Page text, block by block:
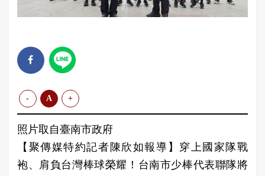
- A +
照片取自臺南市政府
【聚傳媒特約記者陳欣如報導】穿上國家隊戰
袍、肩負台灣棒球榮耀！台南市少棒代表聯隊將